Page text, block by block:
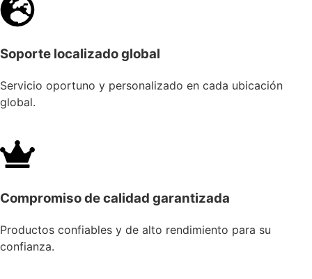
Soporte localizado global
Servicio oportuno y personalizado en cada ubicación
global.
Compromiso de calidad garantizada
Productos confiables y de alto rendimiento para su
confianza.